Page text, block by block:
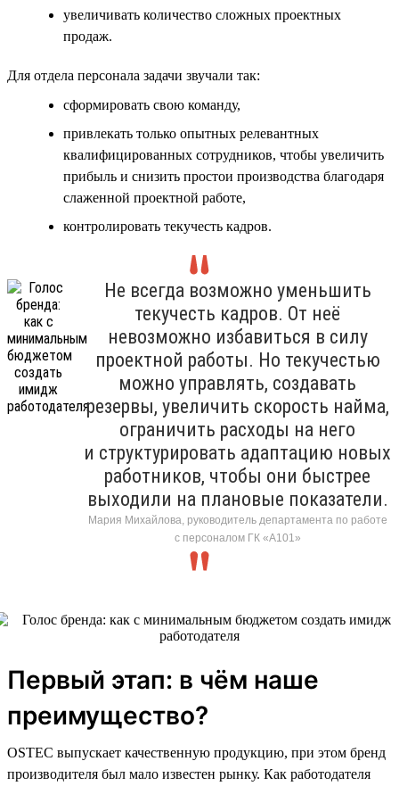
увеличивать количество сложных проектных
продаж.
Для отдела персонала задачи звучали так:
сформировать свою команду,
привлекать только опытных релевантных
квалифицированных сотрудников, чтобы увеличить
прибыль и снизить простои производства благодаря
слаженной проектной работе,
контролировать текучесть кадров.
Не всегда возможно уменьшить
текучесть кадров. От неё
невозможно избавиться в силу
проектной работы. Но текучестью
можно управлять, создавать
резервы, увеличить скорость найма,
ограничить расходы на него
и структурировать адаптацию новых
работников, чтобы они быстрее
выходили на плановые показатели.
Мария Михайлова, руководитель департамента по работе
с персоналом ГК «А101»
Первый этап: в чём наше
преимущество?
OSTEC выпускает качественную продукцию, при этом бренд
производителя был мало известен рынку. Как работодателя